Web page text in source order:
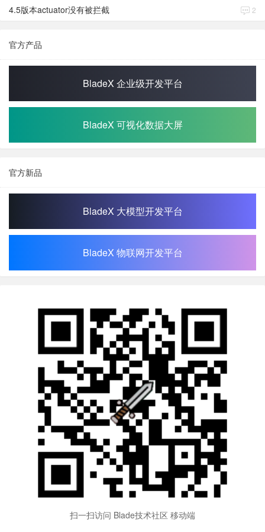
4.5版本actuator没有被拦截 2
官方产品
BladeX 企业级开发平台
BladeX 可视化数据大屏
官方新品
BladeX 大模型开发平台
BladeX 物联网开发平台
扫一扫访问 Blade技术社区 移动端